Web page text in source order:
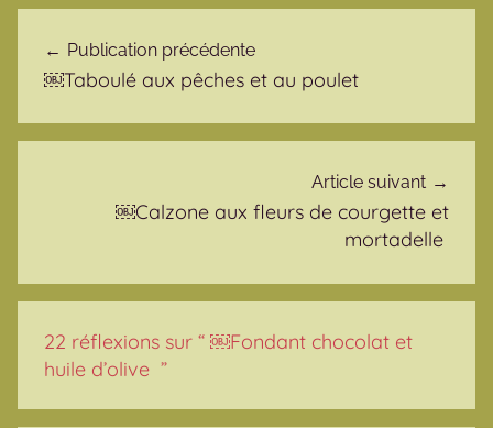
Publication précédente
￼Taboulé aux pêches et au poulet
Article suivant
￼Calzone aux fleurs de courgette et
mortadelle
22 réflexions sur “ ￼Fondant chocolat et
huile d’olive ”